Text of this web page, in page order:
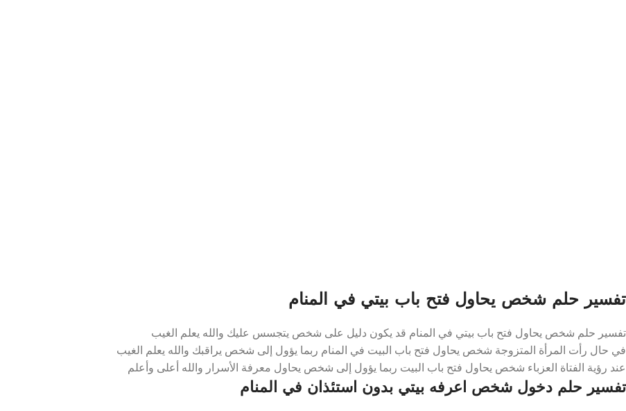
تفسير حلم شخص يحاول فتح باب بيتي في المنام
تفسير حلم شخص يحاول فتح باب بيتي في المنام قد يكون دليل على شخص يتجسس عليك والله يعلم الغيب
في حال رأت المرأة المتزوجة شخص يحاول فتح باب البيت في المنام ربما يؤول إلى شخص يراقبك والله يعلم الغيب
عند رؤية الفتاة العزباء شخص يحاول فتح باب البيت ربما يؤول إلى شخص يحاول معرفة الأسرار والله أعلى وأعلم
تفسير حلم دخول شخص اعرفه بيتي بدون استئذان في المنام